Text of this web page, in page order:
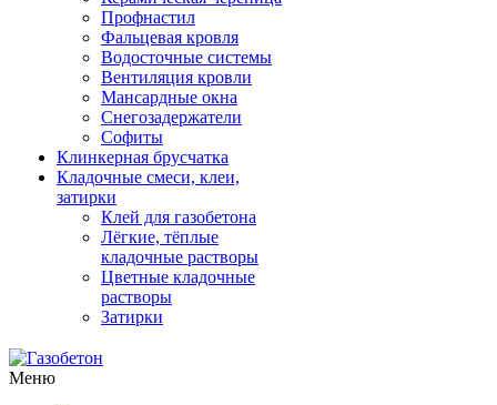
Профнастил
Фальцевая кровля
Водосточные системы
Вентиляция кровли
Мансардные окна
Снегозадержатели
Софиты
Клинкерная брусчатка
Кладочные смеси, клеи,
затирки
Клей для газобетона
Лёгкие, тёплые
кладочные растворы
Цветные кладочные
растворы
Затирки
Меню